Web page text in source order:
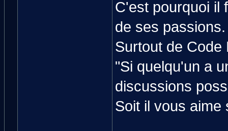
C'est pourquoi il
de ses passions.
Surtout de Code
"Si quelqu'un a
discussions
Soit il vous aime